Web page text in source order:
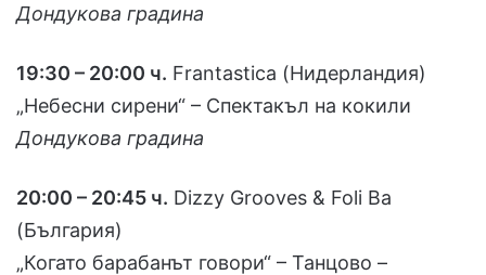
Дондукова градина
19:30 – 20:00 ч. Frantastica (Нидерландия)
„Небесни сирени“ – Спектакъл на кокили
Дондукова градина
20:00 – 20:45 ч. Dizzy Grooves & Foli Ba
(България)
„Когато барабанът говори“ – Танцово –